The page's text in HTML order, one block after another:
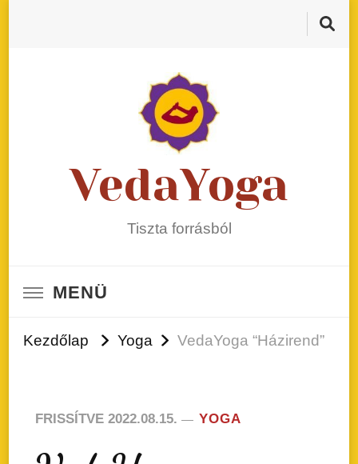
VedaYoga
Tiszta forrásból
MENÜ
Kezdőlap Yoga VedaYoga “Házirend”
FRISSÍTVE 2022.08.15. YOGA